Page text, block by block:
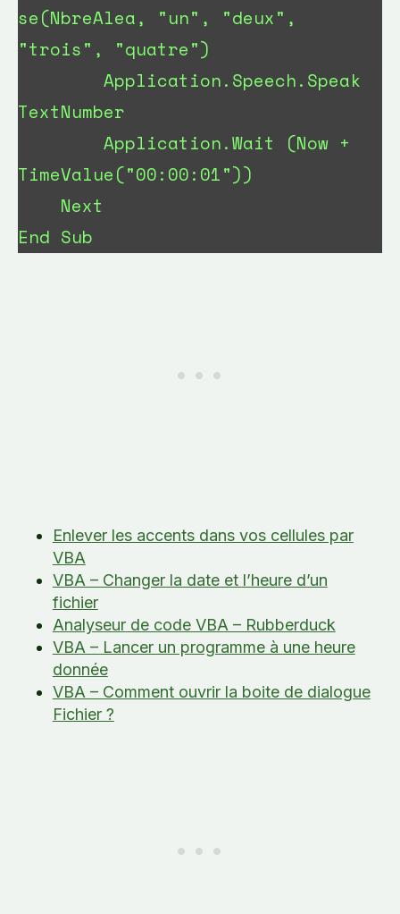
se(NbreAlea, "un", "deux",
"trois", "quatre")
TextNumber
TimeValue("00:00:01"))
End Sub
Enlever les accents dans vos cellules par
VBA
VBA – Changer la date et l’heure d’un
fichier
Analyseur de code VBA – Rubberduck
VBA – Lancer un programme à une heure
donnée
VBA – Comment ouvrir la boite de dialogue
Fichier ?